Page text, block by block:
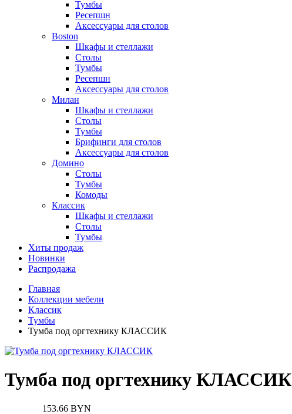
Тумбы
Ресепшн
Аксессуары для столов
Boston
Шкафы и стеллажи
Столы
Тумбы
Ресепшн
Аксессуары для столов
Милан
Шкафы и стеллажи
Столы
Тумбы
Брифинги для столов
Аксессуары для столов
Домино
Столы
Тумбы
Комоды
Классик
Шкафы и стеллажи
Столы
Тумбы
Хиты продаж
Новинки
Распродажа
Главная
Коллекции мебели
Классик
Тумбы
Тумба под оргтехнику КЛАССИК
Тумба под оргтехнику КЛАССИК
153.66 BYN